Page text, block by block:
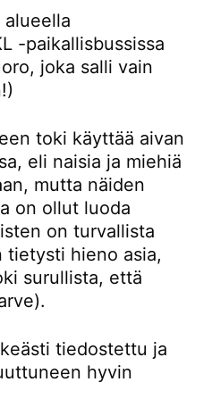
alueella
-paikallisbussissa
joka salli vain
toki käyttää aivan
eli naisia ja miehiä
mutta näiden
on ollut luoda
on turvallista
tietysti hieno asia,
surullista, että
tiedostettu ja
hyvin